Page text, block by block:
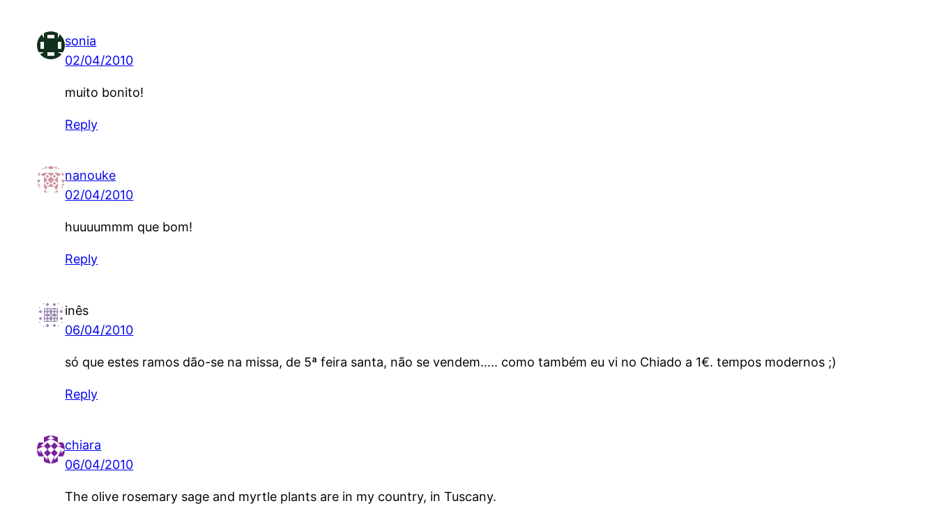
sonia
02/04/2010
muito bonito!
Reply
nanouke
02/04/2010
huuuummm que bom!
Reply
inês
06/04/2010
só que estes ramos dão-se na missa, de 5ª feira santa, não se vendem….. como também eu vi no Chiado a 1€. tempos modernos ;)
Reply
chiara
06/04/2010
The olive rosemary sage and myrtle plants are in my country, in Tuscany.